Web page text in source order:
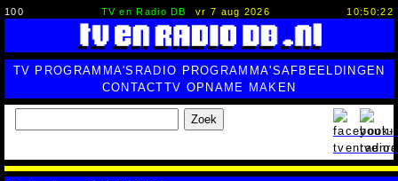
100 TV en Radio DB vr 7 aug 2026 10:50:23
TV PROGRAMMA'S RADIO PROGRAMMA'SAFBEELDINGEN
CONTACTTV OPNAME MAKEN
Zoek